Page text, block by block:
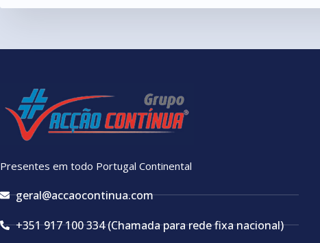
Presentes em todo Portugal Continental
geral@accaocontinua.com
+351 917 100 334 (Chamada para rede fixa nacional)